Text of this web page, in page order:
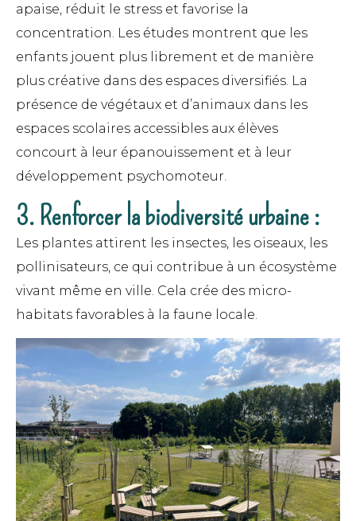
apaise, réduit le stress et favorise la
concentration. Les études montrent que les
enfants jouent plus librement et de manière
plus créative dans des espaces diversifiés. La
présence de végétaux et d’animaux dans les
espaces scolaires accessibles aux élèves
concourt à leur épanouissement et à leur
développement psychomoteur.
3. Renforcer la biodiversité urbaine :
Les plantes attirent les insectes, les oiseaux, les
pollinisateurs, ce qui contribue à un écosystème
vivant même en ville. Cela crée des micro-
habitats favorables à la faune locale.